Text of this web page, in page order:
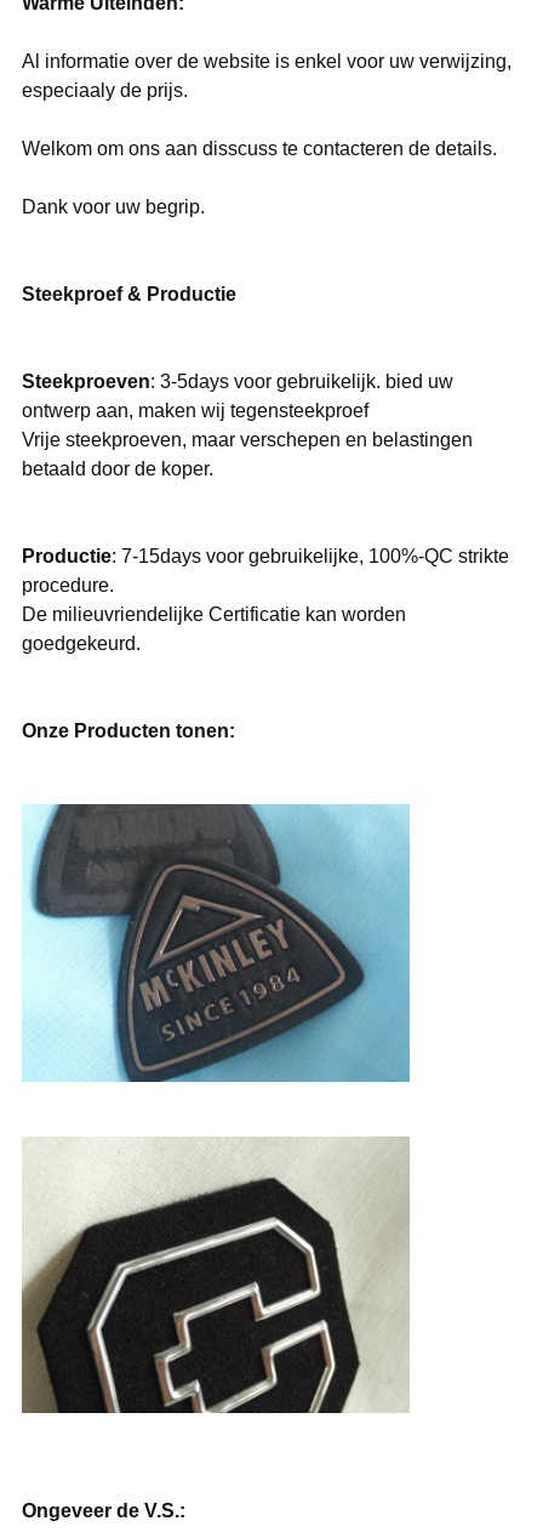
Al informatie over de website is enkel voor uw verwijzing,
especiaaly de prijs.
Welkom om ons aan disscuss te contacteren de details.
Dank voor uw begrip.
Steekproef & Productie
Steekproeven: 3-5days voor gebruikelijk. bied uw
ontwerp aan, maken wij tegensteekproef
Vrije steekproeven, maar verschepen en belastingen
betaald door de koper.
Productie: 7-15days voor gebruikelijke, 100%-QC strikte
procedure.
De milieuvriendelijke Certificatie kan worden
goedgekeurd.
Onze Producten tonen:
Ongeveer de V.S.: